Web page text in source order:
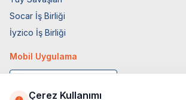
Socar İş Birliği
İyzico İş Birliği
Mobil Uygulama
Çerez Kullanımı